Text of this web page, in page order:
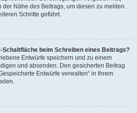
Nähe des Beitrags, um diesen zu melden.
Schritte geführt.
Schaltfläche beim Schreiben eines Beitrags?
Entwürfe speichern und zu einem
und absenden. Den gesicherten Beitrag
Entwürfe verwalten“ in Ihrem